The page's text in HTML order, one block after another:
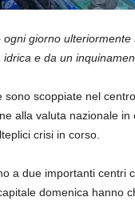
giorno ulteriormente
e da un
sono scoppiate nel
alla valuta nazionale in
crisi in corso.
a due importanti centri
domenica hanno